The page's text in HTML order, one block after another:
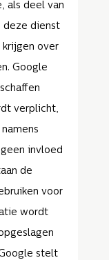
als deel van
deze dienst
over
Google
verplicht,
invloed
de
voor
wordt
stelt